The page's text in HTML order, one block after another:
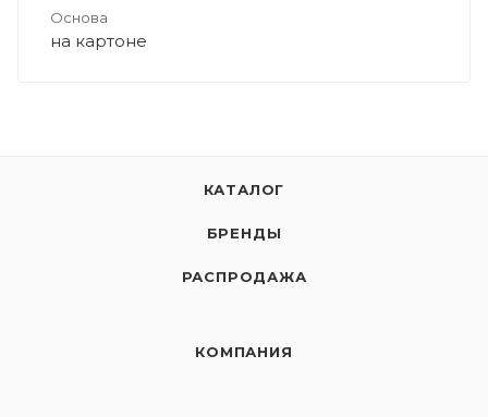
Основа
на картоне
КАТАЛОГ
БРЕНДЫ
РАСПРОДАЖА
КОМПАНИЯ